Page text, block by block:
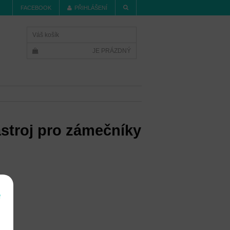
FACEBOOK PŘIHLÁŠENÍ
Váš košík
JE PRÁZDNÝ
pro zámečníky